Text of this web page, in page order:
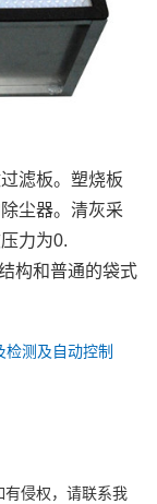
滤板。塑烧板
尘器。清灰采
力为0.
构和普通的袋式
测及自动控制
有侵权，请联系我